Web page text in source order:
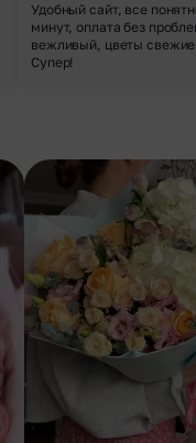
Удобный сайт, все
минут, оплата без
вежливый, цветы
Супер!